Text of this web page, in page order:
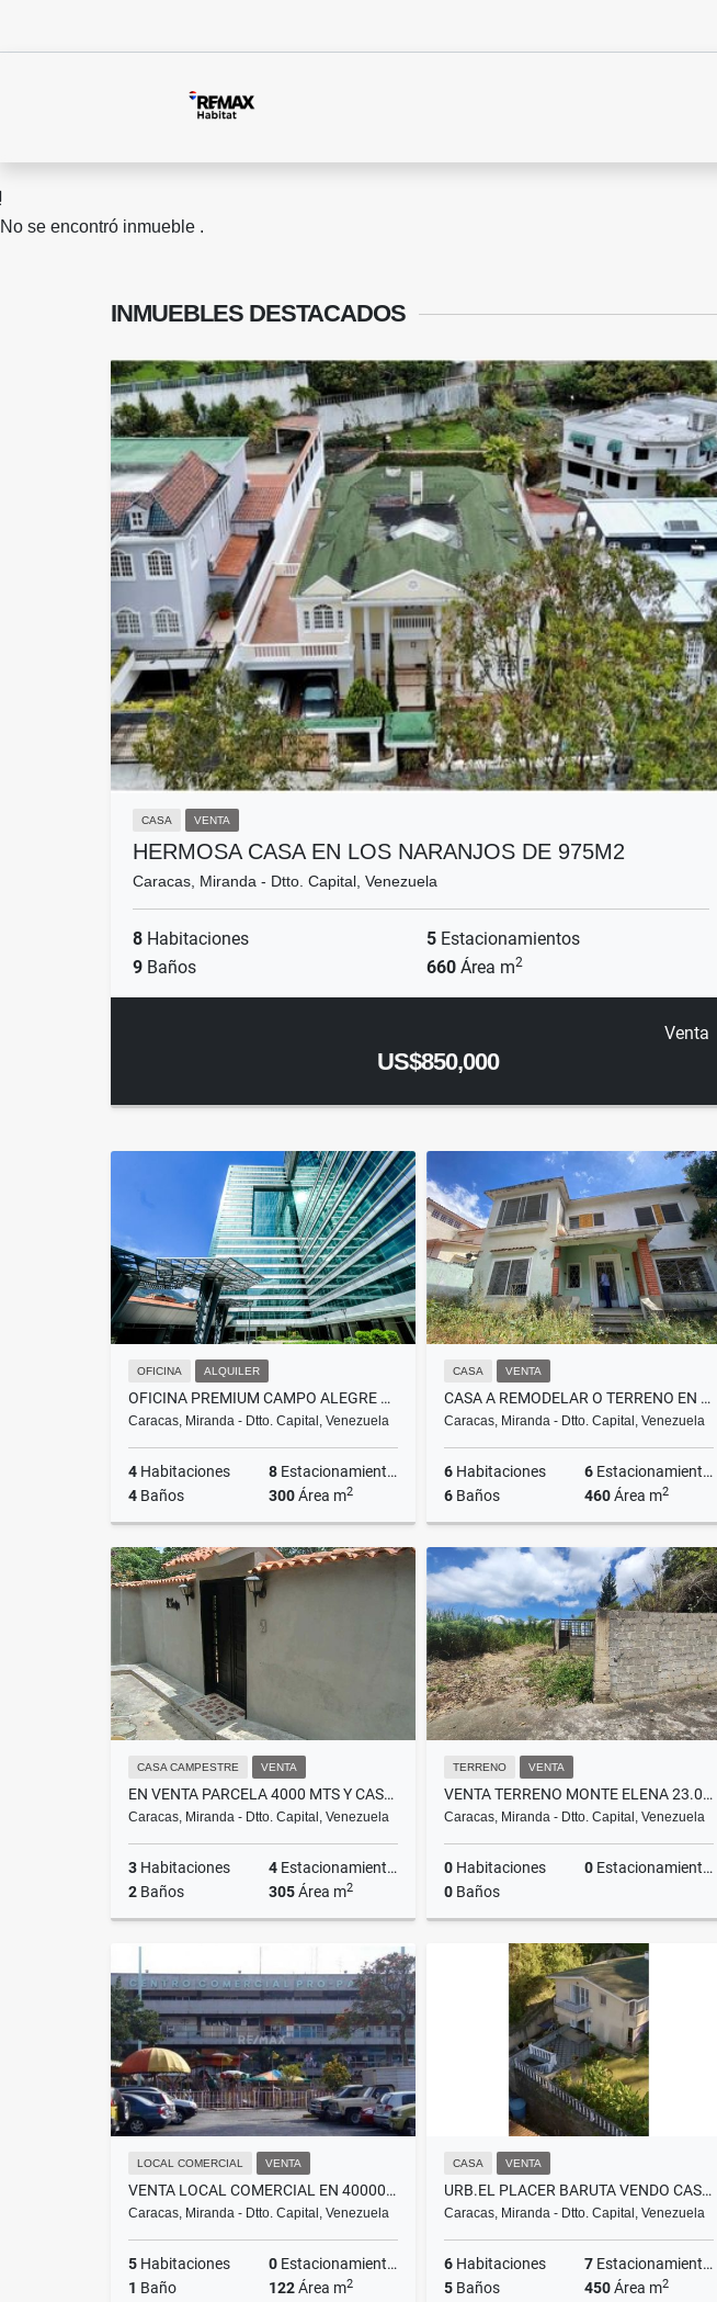
No se encontró inmueble .
INMUEBLES DESTACADOS
CASA VENTA
HERMOSA CASA EN LOS NARANJOS DE 975M2
Caracas, Miranda - Dtto. Capital, Venezuela
8 Habitaciones 5 Estacionamientos
9 Baños 660 Área m2
Venta
US$850,000
OFICINA ALQUILER
OFICINA PREMIUM CAMPO ALEGRE 300M² CENTRO EMPRESARIAL LA ESMERALDA
Caracas, Miranda - Dtto. Capital, Venezuela
4 Habitaciones 8 Estacionamientos
4 Baños 300Área m2
Alquiler
US$7,500
CASA VENTA
CASA A REMODELAR O TERRENO EN PARTE ALTA DE ALTAMIRA CON PROYECTO
Caracas, Miranda - Dtto. Capital, Venezuela
6 Habitaciones 6 Estacionamientos
6 Baños 460Área m2
Venta
US$600,000
CASA CAMPESTRE VENTA
EN VENTA PARCELA 4000 MTS Y CASA PARA REMODELAR GAVILÁN EL HATILLO
Caracas, Miranda - Dtto. Capital, Venezuela
3 Habitaciones 4 Estacionamientos
2 Baños 305Área m2
Venta
US$110,000
TERRENO VENTA
VENTA TERRENO MONTE ELENA 23.061M2
Caracas, Miranda - Dtto. Capital, Venezuela
0 Habitaciones 0 Estacionamientos
0 Baños
US$120,000
LOCAL COMERCIAL VENTA
VENTA LOCAL COMERCIAL EN 40000$ C.C. PROPATRIA 122M2.
Caracas, Miranda - Dtto. Capital, Venezuela
5 Habitaciones 0 Estacionamientos
1 Baño 122Área m2
CASA VENTA
URB.EL PLACER BARUTA VENDO CASA 430M2 CON JARDÍN Y BELLA VISTA (MOGO)
Caracas, Miranda - Dtto. Capital, Venezuela
6 Habitaciones 7 Estacionamientos
5 Baños 450Área m2